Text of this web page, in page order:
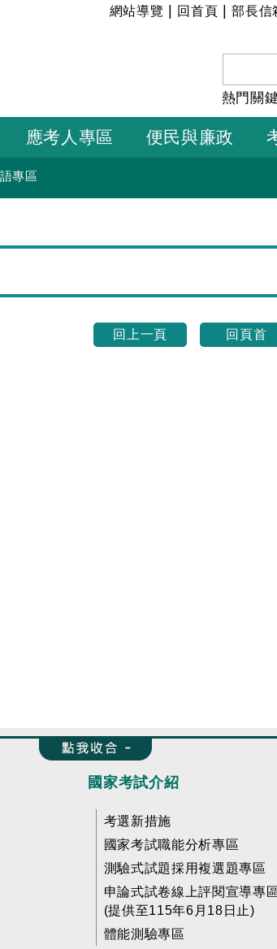
:::
網站導覽 回首頁 |部長信
熱門關
應考人專區 便民與廉政
專區
回上一頁 回頁首
收合 FatFooter
國家考試介紹
考選新措施
國家考試職能分析專區
測驗式試題採用複選題專區
申論式試卷線上評閱宣導專
(提供至115年6月18日止)
體能測驗專區